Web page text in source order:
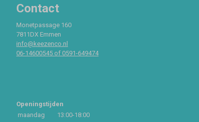
Contact
Monetpassage 160
7811DX Emmen
info@keezenco.nl
06-14600545 of 0591-649474
Openingstijden
maandag
13:00-18:00